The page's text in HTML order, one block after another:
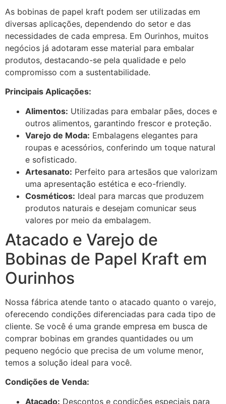
As bobinas de papel kraft podem ser utilizadas em
diversas aplicações, dependendo do setor e das
necessidades de cada empresa. Em Ourinhos, muitos
negócios já adotaram esse material para embalar
produtos, destacando-se pela qualidade e pelo
compromisso com a sustentabilidade.
Principais Aplicações:
Alimentos: Utilizadas para embalar pães, doces e
outros alimentos, garantindo frescor e proteção.
Varejo de Moda: Embalagens elegantes para
roupas e acessórios, conferindo um toque natural
e sofisticado.
Artesanato: Perfeito para artesãos que valorizam
uma apresentação estética e eco-friendly.
Cosméticos: Ideal para marcas que produzem
produtos naturais e desejam comunicar seus
valores por meio da embalagem.
Atacado e Varejo de
Bobinas de Papel Kraft em
Ourinhos
Nossa fábrica atende tanto o atacado quanto o varejo,
oferecendo condições diferenciadas para cada tipo de
cliente. Se você é uma grande empresa em busca de
comprar bobinas em grandes quantidades ou um
pequeno negócio que precisa de um volume menor,
temos a solução ideal para você.
Condições de Venda:
Atacado: Descontos e condições especiais para